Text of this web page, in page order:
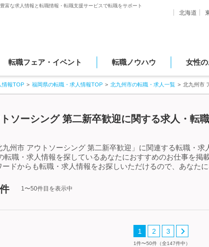
富な求人情報と転職情報・転職支援サービスで転職をサポート
北海道
転職フェア・イベント 転職ノウハウ 女性
情報TOP 福岡県の転職・求人情報TOP 北九州市の転職・求人一覧 北九州市
ソーシング 第二新卒歓迎に関する求人・転
州市 アウトソーシング 第二新卒歓迎」に関連する転職・
転職・求人情報を探しているあなたにおすすめのお仕事を
ドからも転職・求人情報をお探しいただけるので、あなた
件 1〜50件目を表示中
1 2 3
1件〜50件（全147件中）